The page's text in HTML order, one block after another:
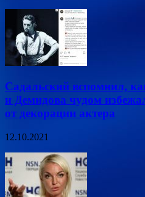
Садальский вспомнил,
и Демидова чудом
от декорации актера
12.10.2021